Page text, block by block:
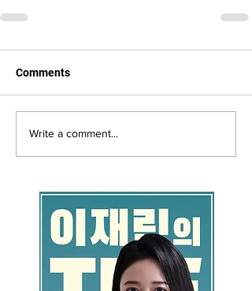
Comments
Write a comment...